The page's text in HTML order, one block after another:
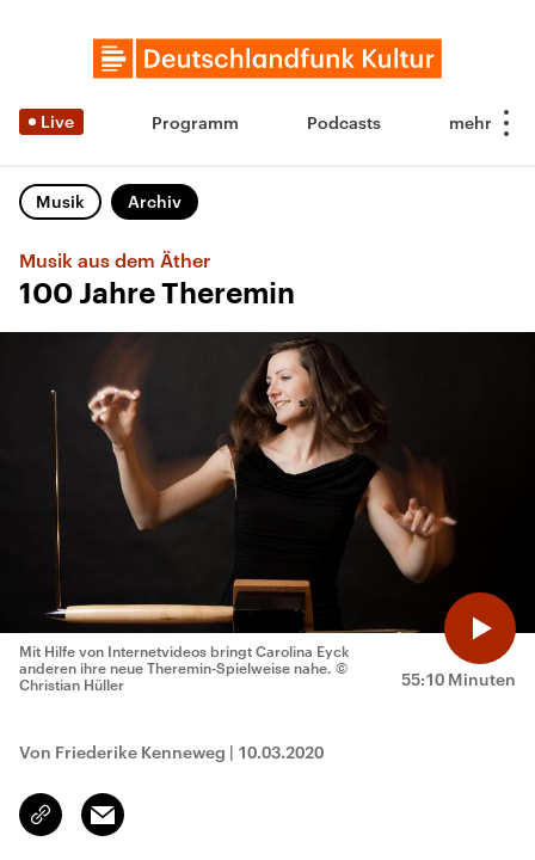
Live Programm Podcasts
Musik Archiv
Musik aus dem Äther
100 Jahre Theremin
55:10 Minuten
Mit Hilfe von Internetvideos bringt Carolina Eyck
anderen ihre neue Theremin-Spielweise nahe. ©
Christian Hüller
Von Friederike Kenneweg | 10.03.2020
Link
kopieren/teilen
Email